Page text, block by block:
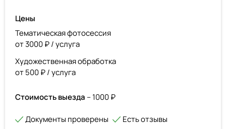
Цены
Тематическая фотосессия
от 3000 ₽ / услуга
Художественная обработка
от 500 ₽ / услуга
Стоимость выезда – 1000 ₽
Документы проверены Есть отзывы